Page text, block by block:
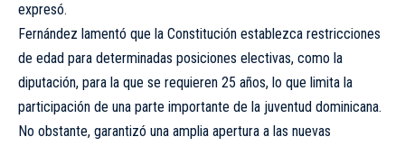
expresó.
Fernández lamentó que la Constitución establezca restricciones
de edad para determinadas posiciones electivas, como la
diputación, para la que se requieren 25 años, lo que limita la
participación de una parte importante de la juventud dominicana.
No obstante, garantizó una amplia apertura a las nuevas